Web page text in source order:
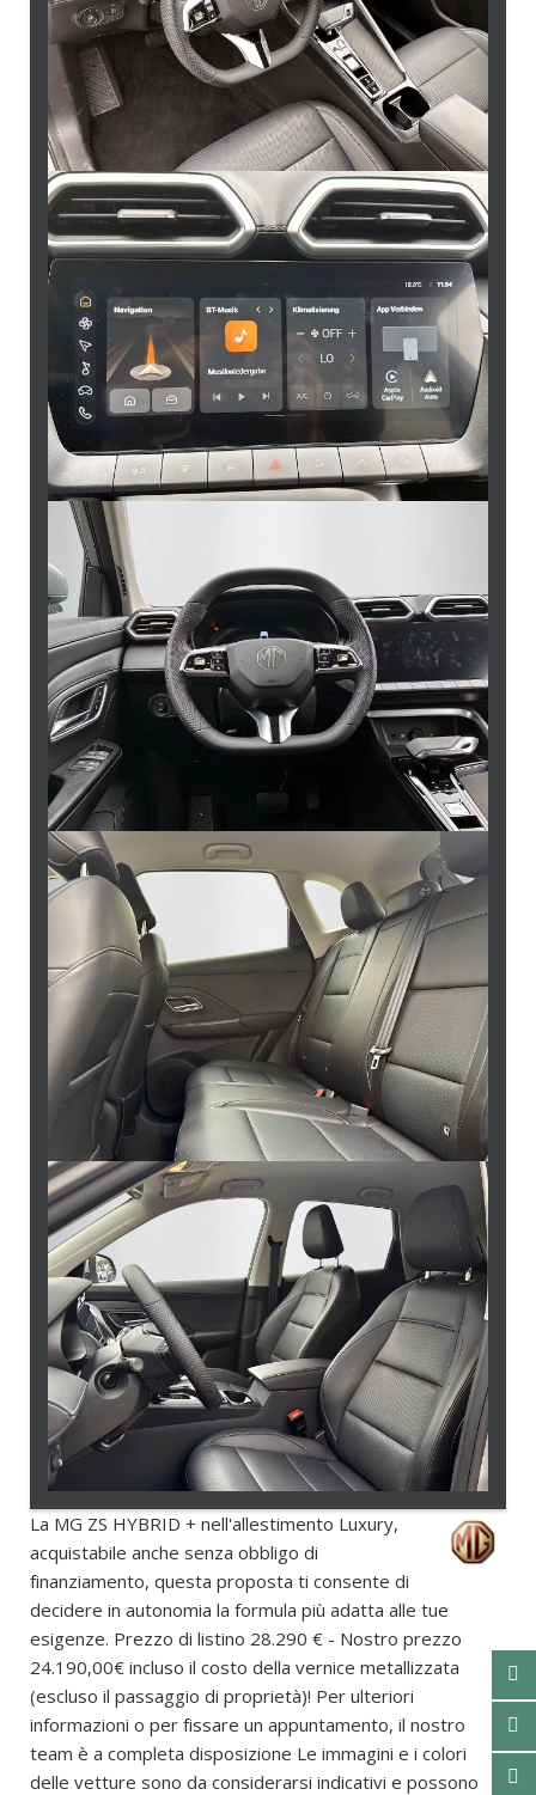
La MG ZS HYBRID + nell'allestimento Luxury,
acquistabile anche senza obbligo di
finanziamento, questa proposta ti consente di
decidere in autonomia la formula più adatta alle tue
esigenze. Prezzo di listino 28.290 € - Nostro prezzo
24.190,00€ incluso il costo della vernice metallizzata
(escluso il passaggio di proprietà)! Per ulteriori
informazioni o per fissare un appuntamento, il nostro
team è a completa disposizione Le immagini e i colori
delle vetture sono da considerarsi indicativi e possono